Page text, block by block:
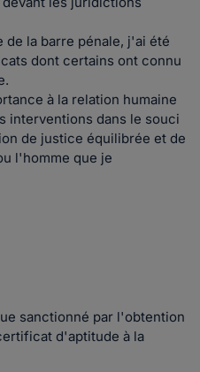
la barre pénale, j'ai été
dont certains ont connu
à la relation humaine
interventions dans le souci
de justice équilibrée et de
l'homme que je
sanctionné par l'obtention
d'aptitude à la